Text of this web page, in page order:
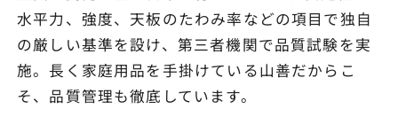
水平力、強度、天板のたわみ率などの項目で独自
の厳しい基準を設け、第三者機関で品質試験を実
施。長く家庭用品を手掛けている山善だからこ
そ、品質管理も徹底しています。